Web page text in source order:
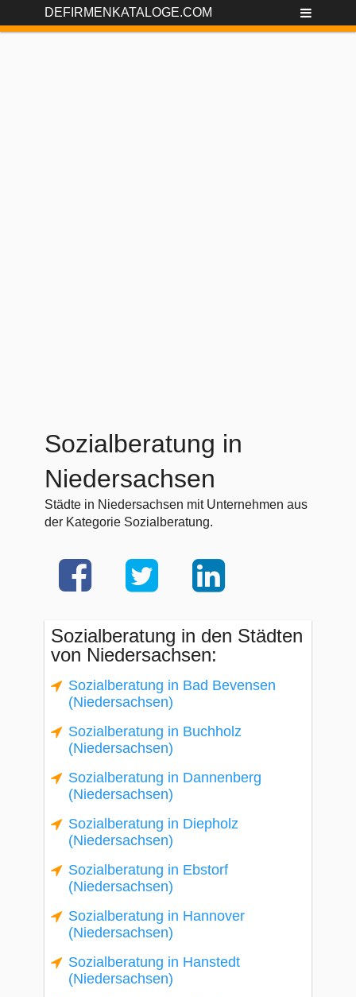
DEFIRMENKATALOGE.COM
Sozialberatung in
Niedersachsen
Städte in Niedersachsen mit Unternehmen aus
der Kategorie Sozialberatung.
Sozialberatung in den Städten
von Niedersachsen:
Sozialberatung in Bad Bevensen
(Niedersachsen)
Sozialberatung in Buchholz
(Niedersachsen)
Sozialberatung in Dannenberg
(Niedersachsen)
Sozialberatung in Diepholz
(Niedersachsen)
Sozialberatung in Ebstorf
(Niedersachsen)
Sozialberatung in Hannover
(Niedersachsen)
Sozialberatung in Hanstedt
(Niedersachsen)